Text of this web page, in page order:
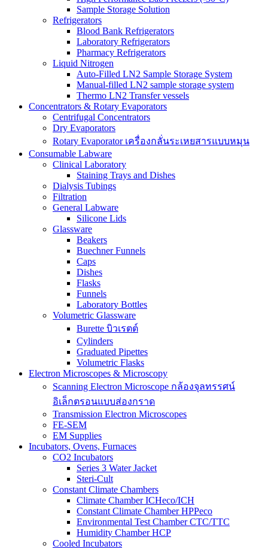
Sample Storage Solution
Refrigerators
Blood Bank Refrigerators
Laboratory Refrigerators
Pharmacy Refrigerators
Liquid Nitrogen
Auto-Filled LN2 Sample Storage System
Manual-filled LN2 sample storage system
Thermo LN2 Transfer vessels
Concentrators & Rotary Evaporators
Centrifugal Concentrators
Dry Evaporators
Rotary Evaporator เครื่องกลั่นระเหยสารแบบหมุน
Consumable Labware
Clinical Laboratory
Staining Trays and Dishes
Dialysis Tubings
Filtration
General Labware
Silicone Lids
Glassware
Beakers
Buechner Funnels
Caps
Dishes
Flasks
Funnels
Laboratory Bottles
Volumetric Glassware
Burette บิวเรตต์
Cylinders
Graduated Pipettes
Volumetric Flasks
Electron Microscopes & Microscopy
Scanning Electron Microscope กล้องจุลทรรศน์
อิเล็กตรอนแบบส่องกราด
Transmission Electron Microscopes
FE-SEM
EM Supplies
Incubators, Ovens, Furnaces
CO2 Incubators
Series 3 Water Jacket
Steri-Cult
Constant Climate Chambers
Climate Chamber ICHeco/ICH
Constant Climate Chamber HPPeco
Environmental Test Chamber CTC/TTC
Humidity Chamber HCP
Cooled Incubators